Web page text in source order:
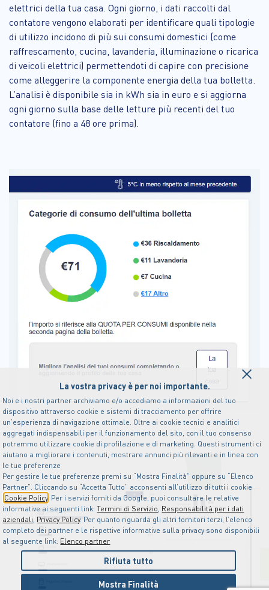
La vostra privacy è per noi importante.
Noi e i nostri partner archiviamo e/o accediamo a informazioni del tuo
dispositivo attraverso cookie e sistemi di tracciamento per offrire
un’esperienza di navigazione ottimale. Oltre ai cookie tecnici e analitici
aggregati indispensabili per il funzionamento del sito, con il tuo consenso
potremmo utilizzare cookie di profilazione e di marketing. Questi strumenti ci
aiutano a migliorare i contenuti, mostrare annunci più rilevanti e in linea con
le tue preferenze
Per gestire le tue preferenze premi su “Mostra Finalità” oppure su “Elenco
Partner”. Cliccando su “Accetta Tutto” acconsenti all’utilizzo di tutti i cookie
Cookie Policy . Per i servizi forniti da Google, puoi consultare le relative
informative ai seguenti link:Termini di Servizio, Responsabilità per i dati
aziendali, Privacy Policy. Per quanto riguarda gli altri fornitori terzi, l’elenco
completo dei partner e le rispettive informative sulla privacy sono disponibili
al seguente link: Elenco partner
×
Rifiuta tutto
Mostra Finalità
elettrici della tua casa. Ogni giorno, i dati raccolti dal
contatore vengono elaborati per identificare quali tipologie
di utilizzo incidono di più sui consumi domestici (come
raffrescamento, cucina, lavanderia, illuminazione o ricarica
di veicoli elettrici) permettendoti di capire con precisione
come alleggerire la componente energia della tua bolletta.
L’analisi è disponibile sia in kWh sia in euro e si aggiorna
ogni giorno sulla base delle letture più recenti del tuo
contatore (fino a 48 ore prima).